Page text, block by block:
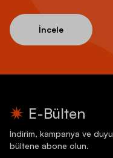
İncele
E-Bülten
İndirim, kampanya ve
bültene abone olun.